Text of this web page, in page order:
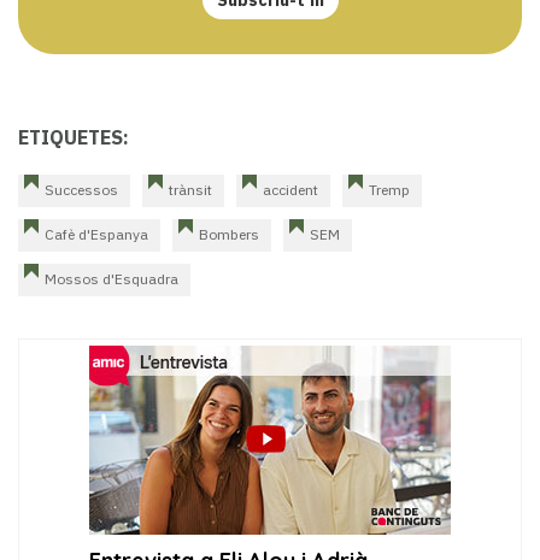
ETIQUETES:
Successos trànsit accident Tremp
Cafè d'Espanya Bombers SEM
Mossos d'Esquadra